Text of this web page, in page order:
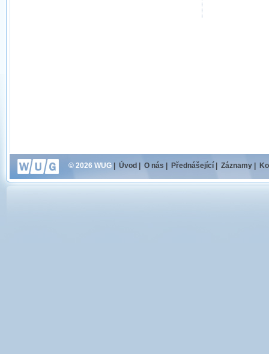
© 2026 WUG Úvod O nás Přednášející Záznamy